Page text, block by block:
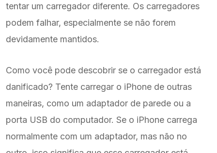
tentar um carregador diferente. Os carregadores
podem falhar, especialmente se não forem
devidamente mantidos.
Como você pode descobrir se o carregador está
danificado? Tente carregar o iPhone de outras
maneiras, como um adaptador de parede ou a
porta USB do computador. Se o iPhone carrega
normalmente com um adaptador, mas não no